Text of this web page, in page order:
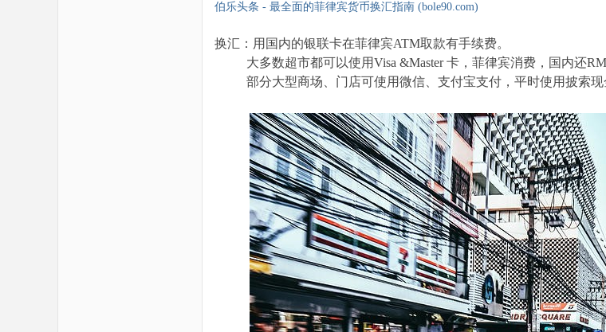
伯乐头条 - 最全面的菲律宾货币换汇指南 (bole90.com)
换汇：用国内的银联卡在菲律宾ATM取款有手续费。
大多数超市都可以使用Visa &Master 卡，菲律宾消费，国内还
部分大型商场、门店可使用微信、支付宝支付，平时使用披索现